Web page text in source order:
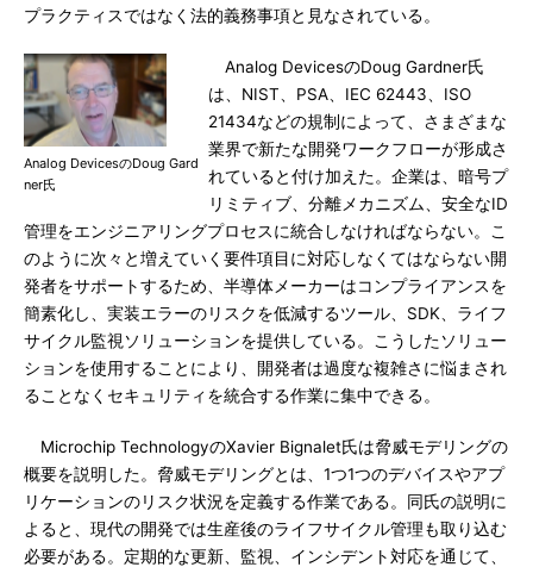
プラクティスではなく法的義務事項と見なされている。
Analog DevicesのDoug Gard
ner氏
Analog DevicesのDoug Gardner氏
は、NIST、PSA、IEC 62443、ISO
21434などの規制によって、さまざまな
業界で新たな開発ワークフローが形成さ
れていると付け加えた。企業は、暗号プ
リミティブ、分離メカニズム、安全なID
管理をエンジニアリングプロセスに統合しなければならない。こ
のように次々と増えていく要件項目に対応しなくてはならない開
発者をサポートするため、半導体メーカーはコンプライアンスを
簡素化し、実装エラーのリスクを低減するツール、SDK、ライフ
サイクル監視ソリューションを提供している。こうしたソリュー
ションを使用することにより、開発者は過度な複雑さに悩まされ
ることなくセキュリティを統合する作業に集中できる。
Microchip TechnologyのXavier Bignalet氏は脅威モデリングの
概要を説明した。脅威モデリングとは、1つ1つのデバイスやアプ
リケーションのリスク状況を定義する作業である。同氏の説明に
よると、現代の開発では生産後のライフサイクル管理も取り込む
必要がある。定期的な更新、監視、インシデント対応を通じて、